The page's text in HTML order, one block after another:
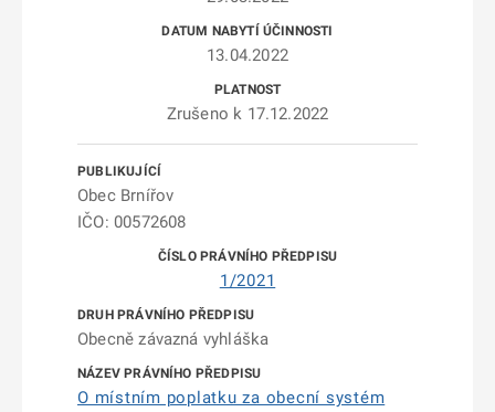
13.04.2022
Zrušeno k 17.12.2022
Obec Brnířov
IČO: 00572608
1/2021
Obecně závazná vyhláška
O místním poplatku za obecní systém